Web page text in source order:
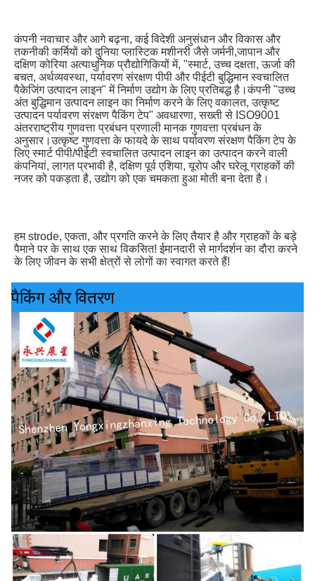
कंपनी नवाचार और आगे बढ़ना, कई विदेशी अनुसंधान और विकास और
तकनीकी कर्मियों को दुनिया प्लास्टिक मशीनरी जैसे जर्मनी,जापान और
दक्षिण कोरिया अत्याधुनिक प्रौद्योगिकियों में, "स्मार्ट, उच्च दक्षता, ऊर्जा की
बचत, अर्थव्यवस्था, पर्यावरण संरक्षण पीपी और पीईटी बुद्धिमान स्वचालित
पैकेजिंग उत्पादन लाइन" में निर्माण उद्योग के लिए प्रतिबद्ध है।कंपनी "उच्च
अंत बुद्धिमान उत्पादन लाइन का निर्माण करने के लिए वकालत, उत्कृष्ट
उत्पादन पर्यावरण संरक्षण पैकिंग टेप" अवधारणा, सख्ती से ISO9001
अंतरराष्ट्रीय गुणवत्ता प्रबंधन प्रणाली मानक गुणवत्ता प्रबंधन के
अनुसार।उत्कृष्ट गुणवत्ता के फायदे के साथ पर्यावरण संरक्षण पैकिंग टेप के
लिए स्मार्ट पीपी/पीईटी स्वचालित उत्पादन लाइन का उत्पादन करने वाली
कंपनियां, लागत प्रभावी है, दक्षिण पूर्व एशिया, यूरोप और घरेलू ग्राहकों की
नजर को पकड़ता है, उद्योग को एक चमकता हुआ मोती बना देता है।
हम strode, एकता, और प्रगति करने के लिए तैयार है और ग्राहकों के बड़े
पैमाने पर के साथ एक साथ विकसित! ईमानदारी से मार्गदर्शन का दौरा करने
के लिए जीवन के सभी क्षेत्रों से लोगों का स्वागत करते हैं!
पैकिंग और वितरण